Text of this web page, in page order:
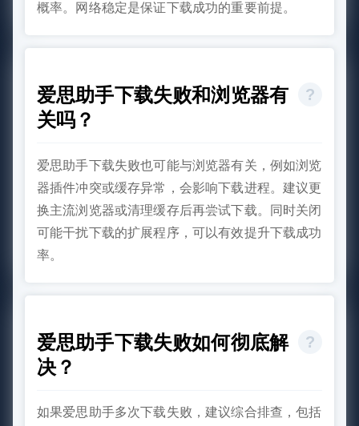
概率。网络稳定是保证下载成功的重要前提。
爱思助手下载失败和浏览器有
关吗？
爱思助手下载失败也可能与浏览器有关，例如浏览
器插件冲突或缓存异常，会影响下载进程。建议更
换主流浏览器或清理缓存后再尝试下载。同时关闭
可能干扰下载的扩展程序，可以有效提升下载成功
率。
爱思助手下载失败如何彻底解
决？
如果爱思助手多次下载失败，建议综合排查，包括